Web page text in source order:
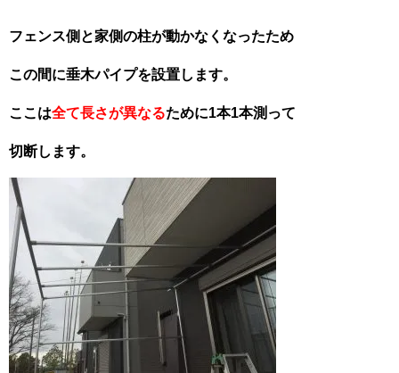
フェンス側と家側の柱が動かなくなったため
この間に垂木パイプを設置します。
ここは全て長さが異なるために1本1本測って
切断します。